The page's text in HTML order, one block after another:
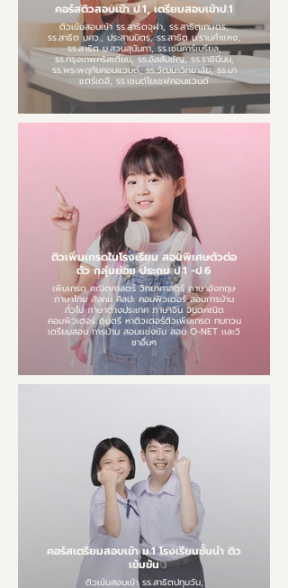
คอร์สติวสอบเข้า ป.1, เตรียมสอบเข้าป.1
ติวเข้มสอบเข้า รร.สาธิตจุฬา, รร.สาธิตเกษตร,
รร.สาธิต มศว., ประสานมิตร, รร.สาธิต ม.รามคำแหง,
รร.สาธิต ม.สวนสุนันทา, รร.เซนคาร์เบรียล,
รร.กรุงเทพคริสเตียน, รร.อัสสัมชัญ, รร.ราชินีบน,
รร.พระพฤทัยคอนแวนด์, รร.วัฒนาวิทยาลัย, รร.มา
แตร์เดอี, รร.เซนต์โยเซฟคอนแวนด์
ติวเพิ่มเกรดในโรงเรียน สอนพิเศษตัวต่อ
ตัว กลุ่มย่อย ประถม ป.1 -ป.6
เพิ่มเกรด คณิตศาสตร์ วิทยาศาสตร์ ภาษาอังกฤษ
ภาษาไทย สังคม ศิลปะ คอมพิวเตอร์ สอนการบ้าน
ทั่วไป ภาษาต่างประเทศ ภาษาจีน จินตคณิต
คอมพิวเตอร์ ดนตรี หาติวเตอร์ติวเพิ่มเกรด ทบทวน
เตรียมสอบ การบ้าน สอบเเข่งขัน สอบ O-NET เเละวิ
ชาอื่นๆ
คอร์สเตรียมสอบเข้า ม.1 โรงเรียนชั้นนำ ติว
เข้มข้น
ติวเข้มสอบเข้า รร.สาธิตปทุมวัน,